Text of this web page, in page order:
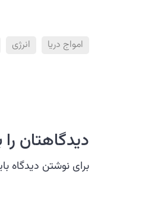
امواج دریا انرژی
دیدگاهتان
برای نوشتن دیدگاه